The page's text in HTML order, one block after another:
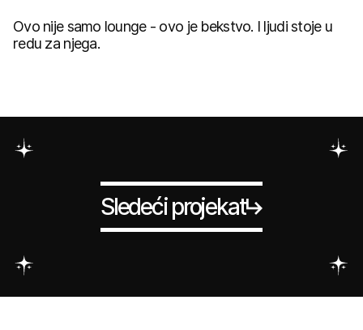
Ovo nije samo lounge - ovo je bekstvo. I ljudi stoje u
redu za njega.
Sledeći projekat